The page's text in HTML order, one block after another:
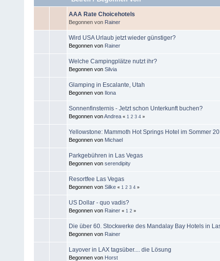
AAA Rate Choicehotels
Begonnen von Rainer
Wird USA Urlaub jetzt wieder günstiger?
Begonnen von Rainer
Welche Campingplätze nutzt ihr?
Begonnen von Silvia
Glamping in Escalante, Utah
Begonnen von Ilona
Sonnenfinsternis - Jetzt schon Unterkunft buchen?
Begonnen vonAndrea « 1 2 3 4 »
Yellowstone: Mammoth Hot Springs Hotel im Sommer
Begonnen von Michael
Parkgebühren in Las Vegas
Begonnen von serendipity
Resortfee Las Vegas
Begonnen von Silke « 1 2 3 4 »
US Dollar - quo vadis?
Begonnen von Rainer « 1 2 »
Die über 60. Stockwerke des Mandalay Bay Hotels in
Begonnen von Rainer
Layover in LAX tagsüber.... die Lösung
Begonnen von Horst